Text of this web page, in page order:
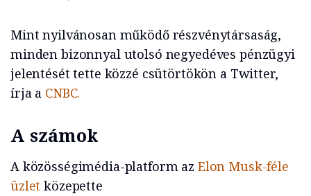
Mint nyilvánosan működő részvénytársaság,
minden bizonnyal utolsó negyedéves pénzügyi
jelentését tette közzé csütörtökön a Twitter,
írja a CNBC.
A számok
A közösségimédia-platform az Elon Musk-féle
üzlet közepette